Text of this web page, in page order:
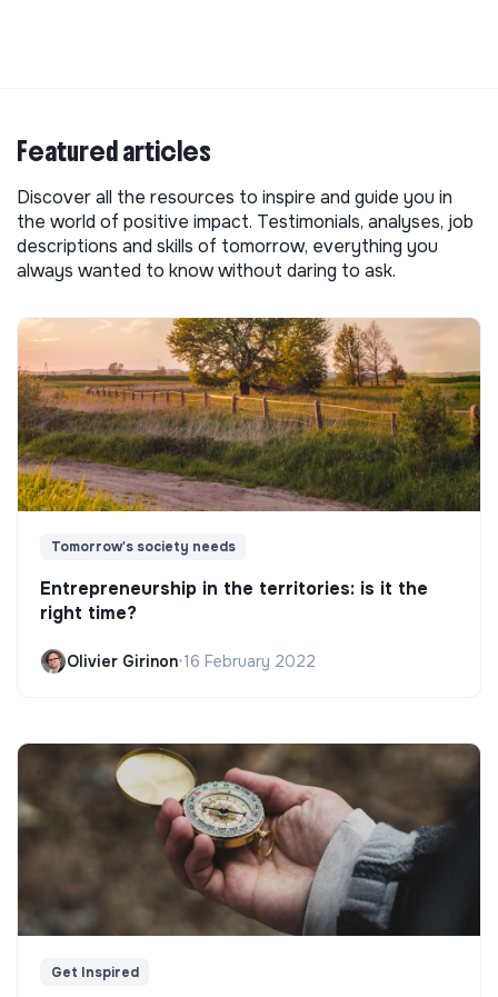
Featured articles
Discover all the resources to inspire and guide you in
the world of positive impact. Testimonials, analyses, job
descriptions and skills of tomorrow, everything you
always wanted to know without daring to ask.
Tomorrow's society needs
Entrepreneurship in the territories: is it the
right time?
Olivier Girinon•16 February 2022
Get Inspired